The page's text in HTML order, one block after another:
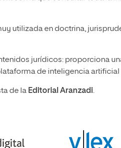
utilizada en doctrina,
jurídicos: proporciona
de inteligencia artificial
de la Editorial Aranzadi.